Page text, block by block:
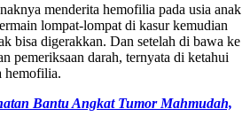
menderita hemofilia pada usia anak
lompat-lompat di kasur kemudian
bisa digerakkan. Dan setelah di bawa ke
pemeriksaan darah, ternyata di ketahui
hemofilia.
Bantu Angkat Tumor Mahmudah,